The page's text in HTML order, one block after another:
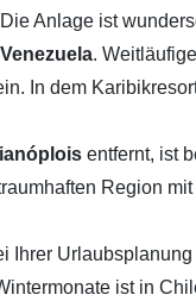
Anlage ist
.
In dem
entfernt, ist
Region
ist in